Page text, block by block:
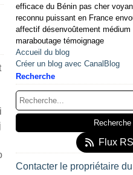
efficace du Bénin pas cher
reconnu puissant en France
affectif désenvoûtement
maraboutage témoignage
Accueil du blog
Créer un blog avec CanalBlog
Recherche
Flux
Contacter le propriétaire